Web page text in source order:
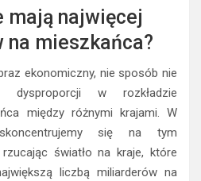
mają najwięcej
mieszkańca?
ekonomiczny, nie sposób nie
dysproporcji w rozkładzie
między różnymi krajami. W
się na tym
światło na kraje, które
liczbą miliarderów na